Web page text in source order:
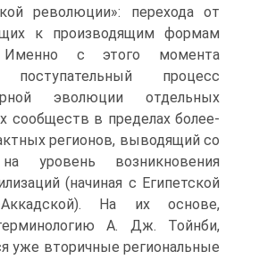
революции»: перехода от
к производящим формам
Именно с этого момента
поступательный процесс
эволюции отдельных
сообществ в пределах более-
регионов, выводящий со
уровень возникновения
(начиная с Египетской
На их основе,
А. Дж. Тойнби,
уже вторичные региональные